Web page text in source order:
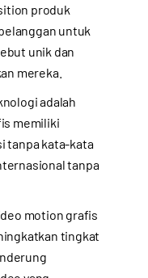
produk
untuk
unik dan
mereka.
adalah
memiliki
tanpa kata-kata
tanpa
motion grafis
tingkat